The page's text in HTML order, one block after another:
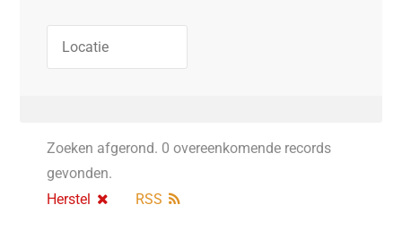
Zoeken afgerond. 0 overeenkomende records
gevonden.
Herstel
RSS